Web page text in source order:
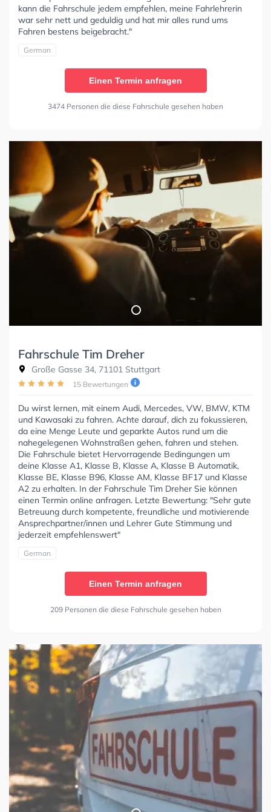
kann die Fahrschule jedem empfehlen, meine Fahrlehrerin
war sehr nett und geduldig und hat mir alles rund ums
Fahren bestens beigebracht."
German
Einen Termin anfragen
3474 Personen die diese Fahrschule gesehen haben
Fahrschule Tim Dreher
Große Gasse 34, 71101 Stuttgart
15 Bewertungen
Du wirst lernen, mit einem Audi, Mercedes, VW, BMW, KTM
und Kawasaki zu fahren. Achte darauf, dich zu fokussieren,
da eine Menge Leute und geparkte Autos rund um die
nahegelegenen Wohnstraßen gehen, fahren und stehen.
Die Fahrschule bietet Hervorragende Bedingungen um
deine Klasse A1, Klasse B, Klasse A, Klasse B Automatik,
Klasse BE, Klasse B96, Klasse AM, Klasse BF17 und Klasse
A2 zu erhalten. In der Fahrschule Tim Dreher Sie können
einen Termin online anfragen. Letzte Bewertung: "Sehr gute
Betreuung durch kompetente, freundliche und motivierende
Ansprechpartner/innen und Lehrer Gute Stimmung und
jederzeit empfehlenswert"
German
Einen Termin anfragen
209 Personen die diese Fahrschule gesehen haben